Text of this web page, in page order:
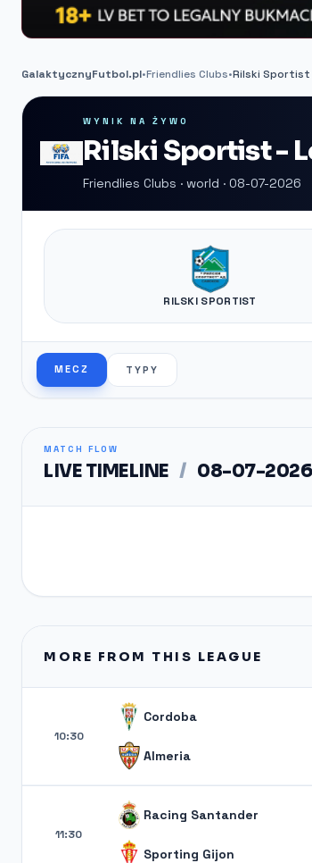
GalaktycznyFutbol.pl•Friendlies Clubs•Rilski
WYNIK NA ŻYWO
Rilski Sportist -
Friendlies Clubs · world · 08-07-2026
RILSKI SPORTIST
MECZ TYPY
MATCH FLOW
LIVE TIMELINE / 08-07-2026
MORE FROM THIS LEAGUE
10:30
Cordoba
Almeria
11:30
Racing Santander
Sporting Gijon